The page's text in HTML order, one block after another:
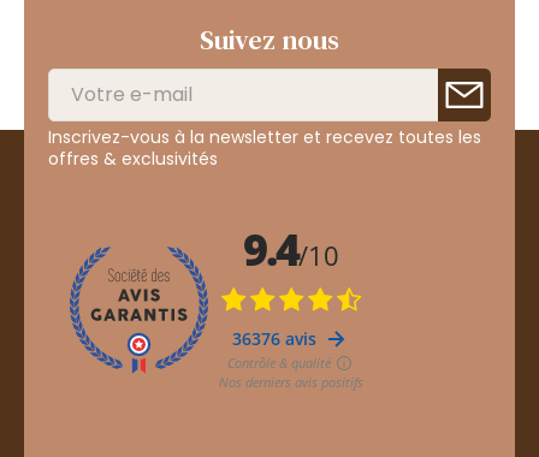
Suivez nous
Inscrivez-vous à la newsletter et recevez toutes les
offres & exclusivités